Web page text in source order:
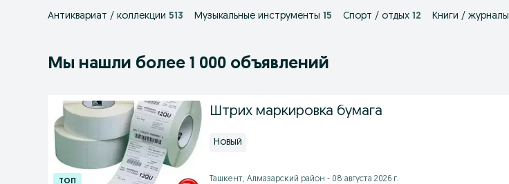
Антиквариат / коллекции 513 Музыкальные инструменты 15 Спорт / отдых 12 Книги / журналы
Мы нашли более 1 000 объявлений
Штрих маркировка бумага
Новый
Ташкент, Алмазарский район - 08 августа 2026 г.